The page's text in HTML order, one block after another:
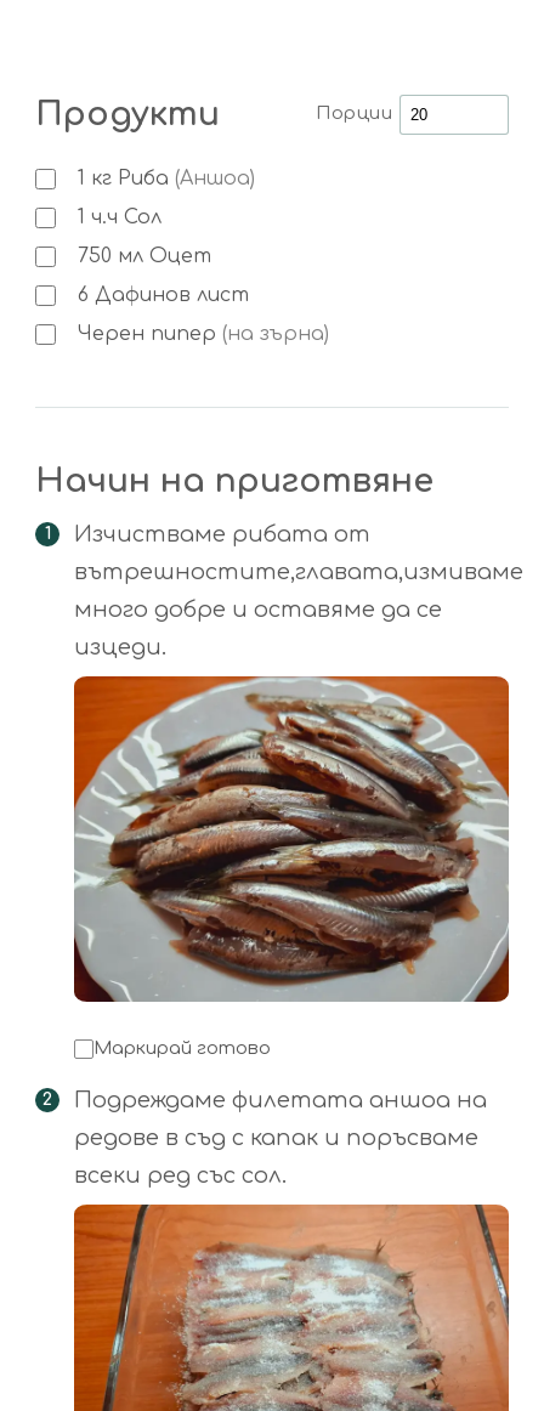
Продукти Порции
1 кг Риба (Аншоа)
1 ч.ч Сол
750 мл Оцет
6 Дафинов лист
Черен пипер (на зърна)
Начин на приготвяне
Изчистваме рибата от
вътрешностите,главата,измиваме
много добре и оставяме да се
изцеди.
Маркирай готово
Подреждаме филетата аншоа на
редове в съд с капак и поръсваме
всеки ред със сол.